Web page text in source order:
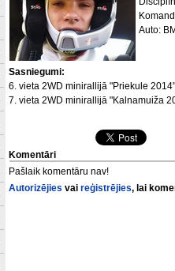
Auto:
Sasniegumi:
6. vieta 2WD minirallijā "Priekule
7. vieta 2WD minirallijā "Kalnamuiža
Komentāri
Pašlaik komentāru nav!
Autorizējies vaireģistrējies, lai